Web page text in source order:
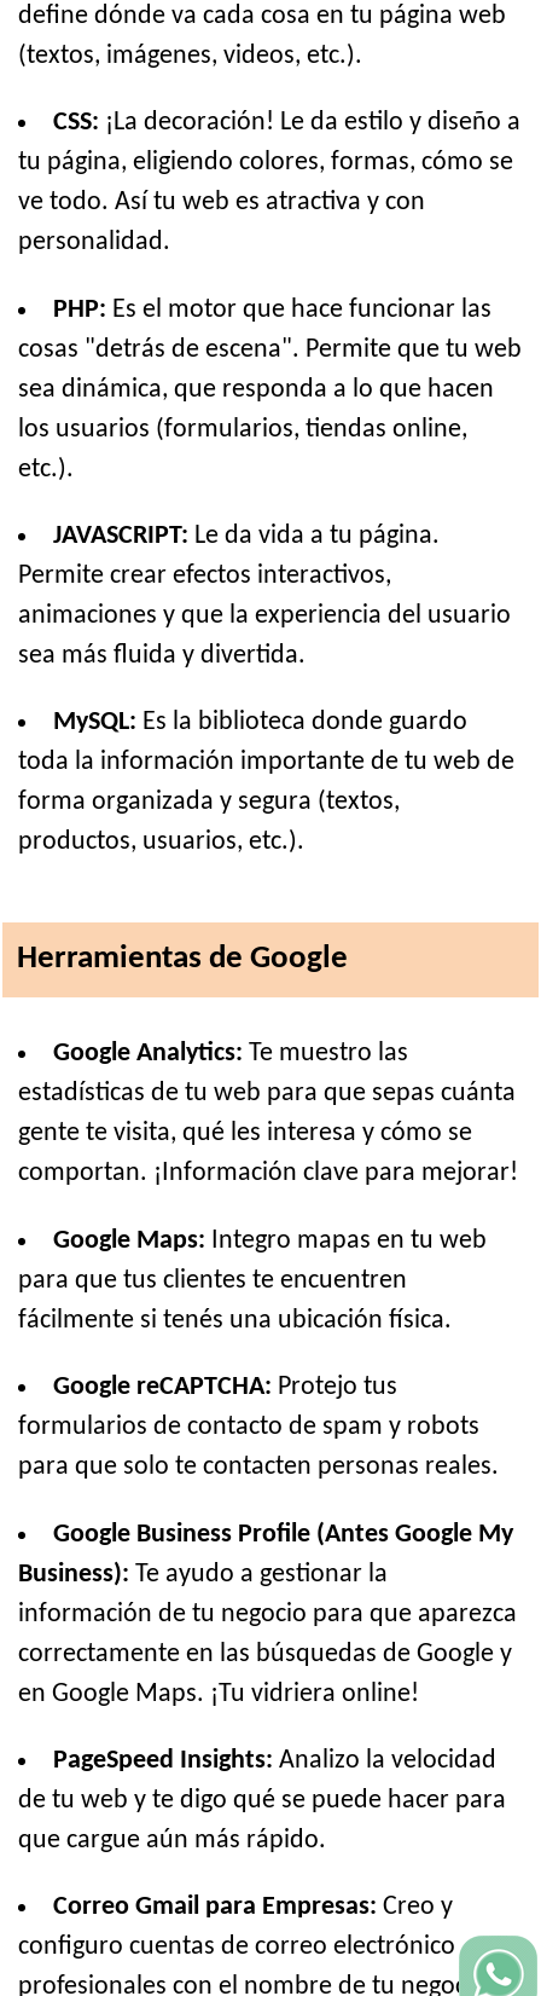
define dónde va cada cosa en tu página web
(textos, imágenes, videos, etc.).
CSS: ¡La decoración! Le da estilo y diseño a
tu página, eligiendo colores, formas, cómo se
ve todo. Así tu web es atractiva y con
personalidad.
PHP: Es el motor que hace funcionar las
cosas "detrás de escena". Permite que tu web
sea dinámica, que responda a lo que hacen
los usuarios (formularios, tiendas online,
etc.).
JAVASCRIPT: Le da vida a tu página.
Permite crear efectos interactivos,
animaciones y que la experiencia del usuario
sea más fluida y divertida.
MySQL: Es la biblioteca donde guardo
toda la información importante de tu web de
forma organizada y segura (textos,
productos, usuarios, etc.).
Herramientas de Google
Google Analytics: Te muestro las
estadísticas de tu web para que sepas cuánta
gente te visita, qué les interesa y cómo se
comportan. ¡Información clave para mejorar!
Google Maps: Integro mapas en tu web
para que tus clientes te encuentren
fácilmente si tenés una ubicación física.
Google reCAPTCHA: Protejo tus
formularios de contacto de spam y robots
para que solo te contacten personas reales.
Google Business Profile (Antes Google My
Business): Te ayudo a gestionar la
información de tu negocio para que aparezca
correctamente en las búsquedas de Google y
en Google Maps. ¡Tu vidriera online!
PageSpeed Insights: Analizo la velocidad
de tu web y te digo qué se puede hacer para
que cargue aún más rápido.
Correo Gmail para Empresas: Creo y
configuro cuentas de correo electrónico
profesionales con el nombre de tu negocio